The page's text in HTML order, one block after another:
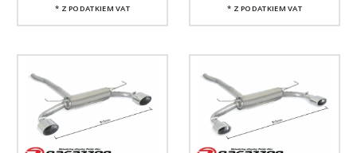
* Z PODATKIEM VAT * Z PODATKIEM VAT